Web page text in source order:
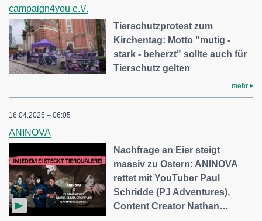
campaign4you e.V.
Tierschutzprotest zum
Kirchentag: Motto "mutig -
stark - beherzt" sollte auch für
Tierschutz gelten
mehr
16.04.2025 – 06:05
ANINOVA
Nachfrage an Eier steigt
massiv zu Ostern: ANINOVA
rettet mit YouTuber Paul
Schridde (PJ Adventures),
Content Creator Nathan…